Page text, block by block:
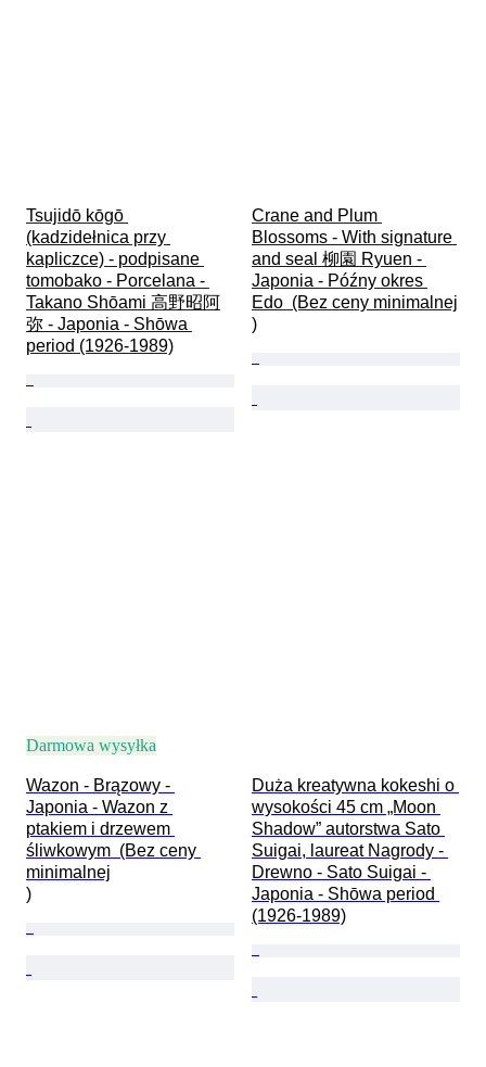
Tsujidō kōgō
(kadzidełnica przy
kapliczce) - podpisane
tomobako - Porcelana -
Takano Shōami 高野昭阿
弥 - Japonia - Shōwa
period (1926-1989)
Crane and Plum
Blossoms - With signature
and seal 柳園 Ryuen -
Japonia - Późny okres
Edo  (Bez ceny minimalnej
)
Darmowa wysyłka
Wazon - Brązowy -
Japonia - Wazon z
ptakiem i drzewem
śliwkowym  (Bez ceny
minimalnej
)
Duża kreatywna kokeshi o
wysokości 45 cm „Moon
Shadow” autorstwa Sato
Suigai, laureat Nagrody -
Drewno - Sato Suigai -
Japonia - Shōwa period
(1926-1989)